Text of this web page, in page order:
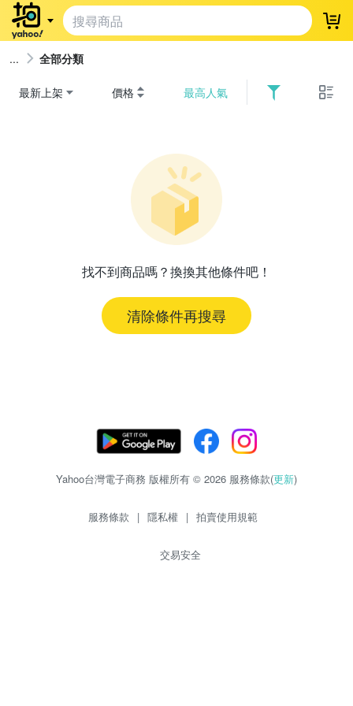
登
全部分類
最新上架 價格 最高人氣
找不到商品嗎？換換其他條件吧！
清除條件再搜尋
Yahoo台灣電子商務 版權所有 © 2026 服務條款(更新)
服務條款 | 隱私權 | 拍賣使用規範
交易安全